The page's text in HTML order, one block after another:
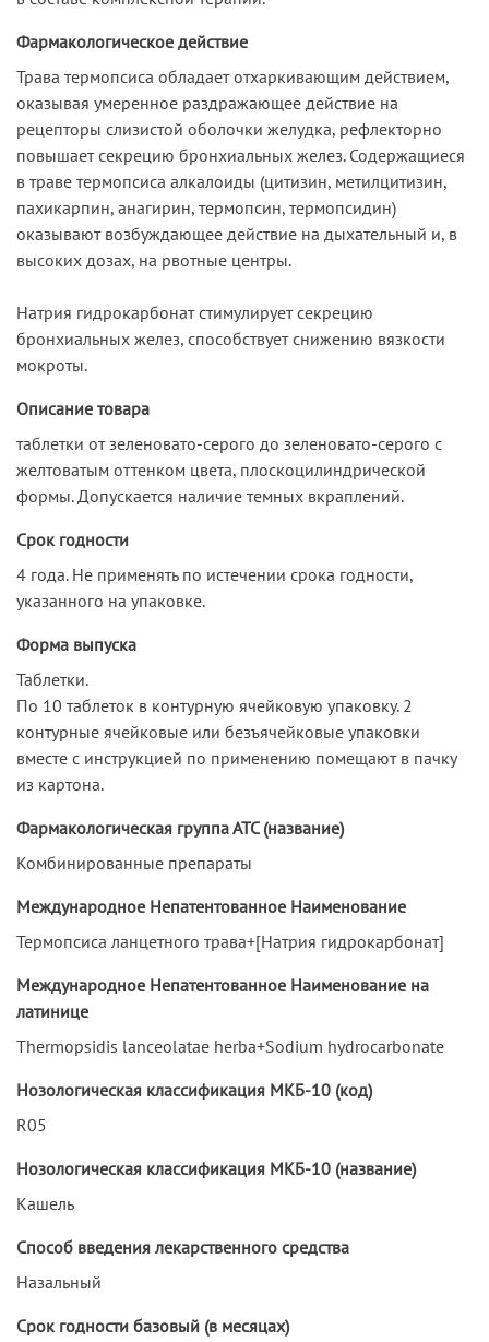
Фармакологическое действие
Трава термопсиса обладает отхаркивающим действием,
оказывая умеренное раздражающее действие на
рецепторы слизистой оболочки желудка, рефлекторно
повышает секрецию бронхиальных желез. Содержащиеся
в траве термопсиса алкалоиды (цитизин, метилцитизин,
пахикарпин, анагирин, термопсин, термопсидин)
оказывают возбуждающее действие на дыхательный и, в
высоких дозах, на рвотные центры.
Натрия гидрокарбонат стимулирует секрецию
бронхиальных желез, способствует снижению вязкости
мокроты.
Описание товара
таблетки от зеленовато-серого до зеленовато-серого с
желтоватым оттенком цвета, плоскоцилиндрической
формы. Допускается наличие темных вкраплений.
Срок годности
4 года. Не применять по истечении срока годности,
указанного на упаковке.
Форма выпуска
Таблетки.
По 10 таблеток в контурную ячейковую упаковку. 2
контурные ячейковые или безъячейковые упаковки
вместе с инструкцией по применению помещают в пачку
из картона.
Фармакологическая группа АТС (название)
Комбинированные препараты
Международное Непатентованное Наименование
Термопсиса ланцетного трава+[Натрия гидрокарбонат]
Международное Непатентованное Наименование на
латинице
Thermopsidis lanceolatae herba+Sodium hydrocarbonate
Нозологическая классификация МКБ-10 (код)
R05
Нозологическая классификация МКБ-10 (название)
Кашель
Способ введения лекарственного средства
Назальный
Срок годности базовый (в месяцах)